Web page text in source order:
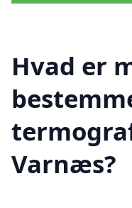
Hvad er
Varnæs?